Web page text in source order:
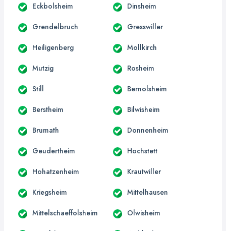
Eckbolsheim Dinsheim
Grendelbruch Gresswiller
Heiligenberg Mollkirch
Mutzig Rosheim
Still Bernolsheim
Berstheim Bilwisheim
Brumath Donnenheim
Geudertheim Hochstett
Hohatzenheim Krautwiller
Kriegsheim Mittelhausen
Mittelschaeffolsheim Olwisheim